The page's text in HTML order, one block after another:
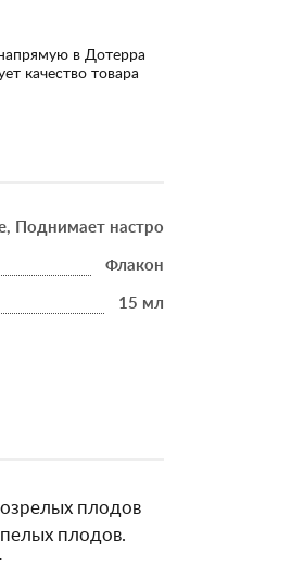
в Дотерра
качество товара
настроение,
Флакон
15 мл
плодов
плодов.